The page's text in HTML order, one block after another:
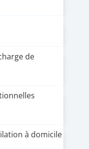
de
à domicile